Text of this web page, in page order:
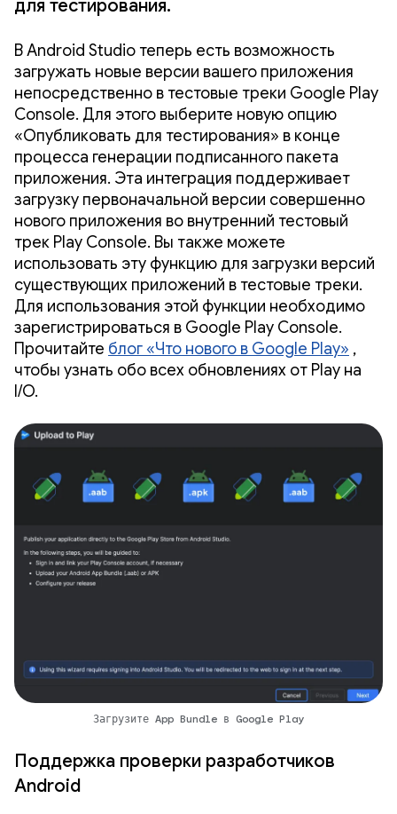
для тестирования.
В Android Studio теперь есть возможность
загружать новые версии вашего приложения
непосредственно в тестовые треки Google Play
Console. Для этого выберите новую опцию
«Опубликовать для тестирования» в конце
процесса генерации подписанного пакета
приложения. Эта интеграция поддерживает
загрузку первоначальной версии совершенно
нового приложения во внутренний тестовый
трек Play Console. Вы также можете
использовать эту функцию для загрузки версий
существующих приложений в тестовые треки.
Для использования этой функции необходимо
зарегистрироваться в Google Play Console.
Прочитайте блог «Что нового в Google Play» ,
чтобы узнать обо всех обновлениях от Play на
I/O.
Загрузите App Bundle в Google Play
Поддержка проверки разработчиков
Android